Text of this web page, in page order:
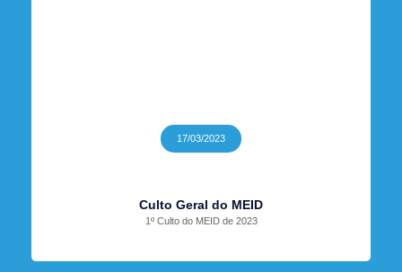
17/03/2023
Culto Geral do MEID
1º Culto do MEID de 2023